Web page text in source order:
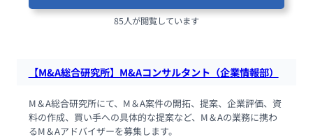
85人が閲覧しています
【M&A総合研究所】M&Aコンサルタント（企業情報部）
M＆A総合研究所にて、M＆A案件の開拓、提案、企業評価、資
料の作成、買い手への具体的な提案など、M＆Aの業務に携わ
るM＆Aアドバイザーを募集します。